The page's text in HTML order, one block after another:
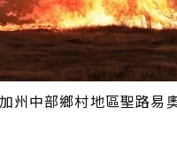
州中部鄉村地區聖路